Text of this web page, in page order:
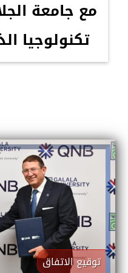
مع جامعة
تكنولوجيا
توقيع الاتفاق